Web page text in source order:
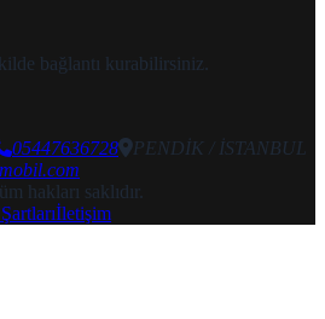
bağlantı kurabilirsiniz.
05447636728
PENDİK / İSTANBUL
hakları saklıdır.
İletişim